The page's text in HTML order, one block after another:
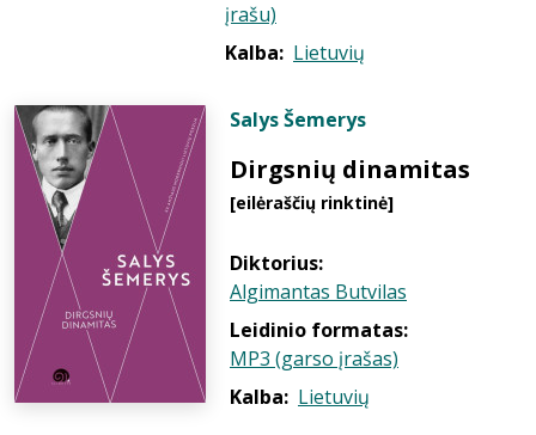
įrašu)
Kalba: Lietuvių
Salys Šemerys
Dirgsnių dinamitas
[eilėraščių rinktinė]
Diktorius:
Algimantas Butvilas
Leidinio formatas:
MP3 (garso įrašas)
Kalba: Lietuvių